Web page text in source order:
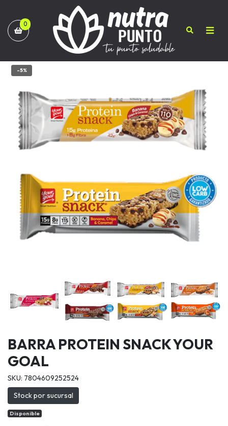
0
-5%
BARRA PROTEIN SNACK YOUR
GOAL
SKU: 7804609252524
Stock por sucursal
Disponible